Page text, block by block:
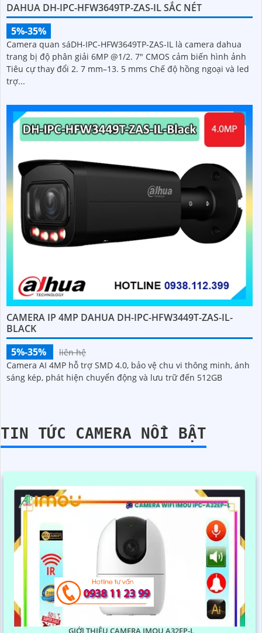
DAHUA DH-IPC-HFW3649TP-ZAS-IL SẮC NÉT
5%-35%
Camera quan sáDH-IPC-HFW3649TP-ZAS-IL là camera dahua
trang bị độ phân giải 6MP @1/2. 7" CMOS cảm biến hình ảnh
Tiêu cự thay đổi 2. 7 mm–13. 5 mms Chế độ hồng ngoại và led
trợ...
CAMERA IP 4MP DAHUA DH-IPC-HFW3449T-ZAS-IL-
BLACK
5%-35%
liên hệ
Camera AI 4MP hỗ trợ SMD 4.0, bảo vệ chu vi thông minh, ánh
sáng kép, phát hiện chuyển động và lưu trữ đến 512GB
TIN TỨC CAMERA NỔI BẬT
GIỚI THIỆU CAMERA IMOU A32EP-L